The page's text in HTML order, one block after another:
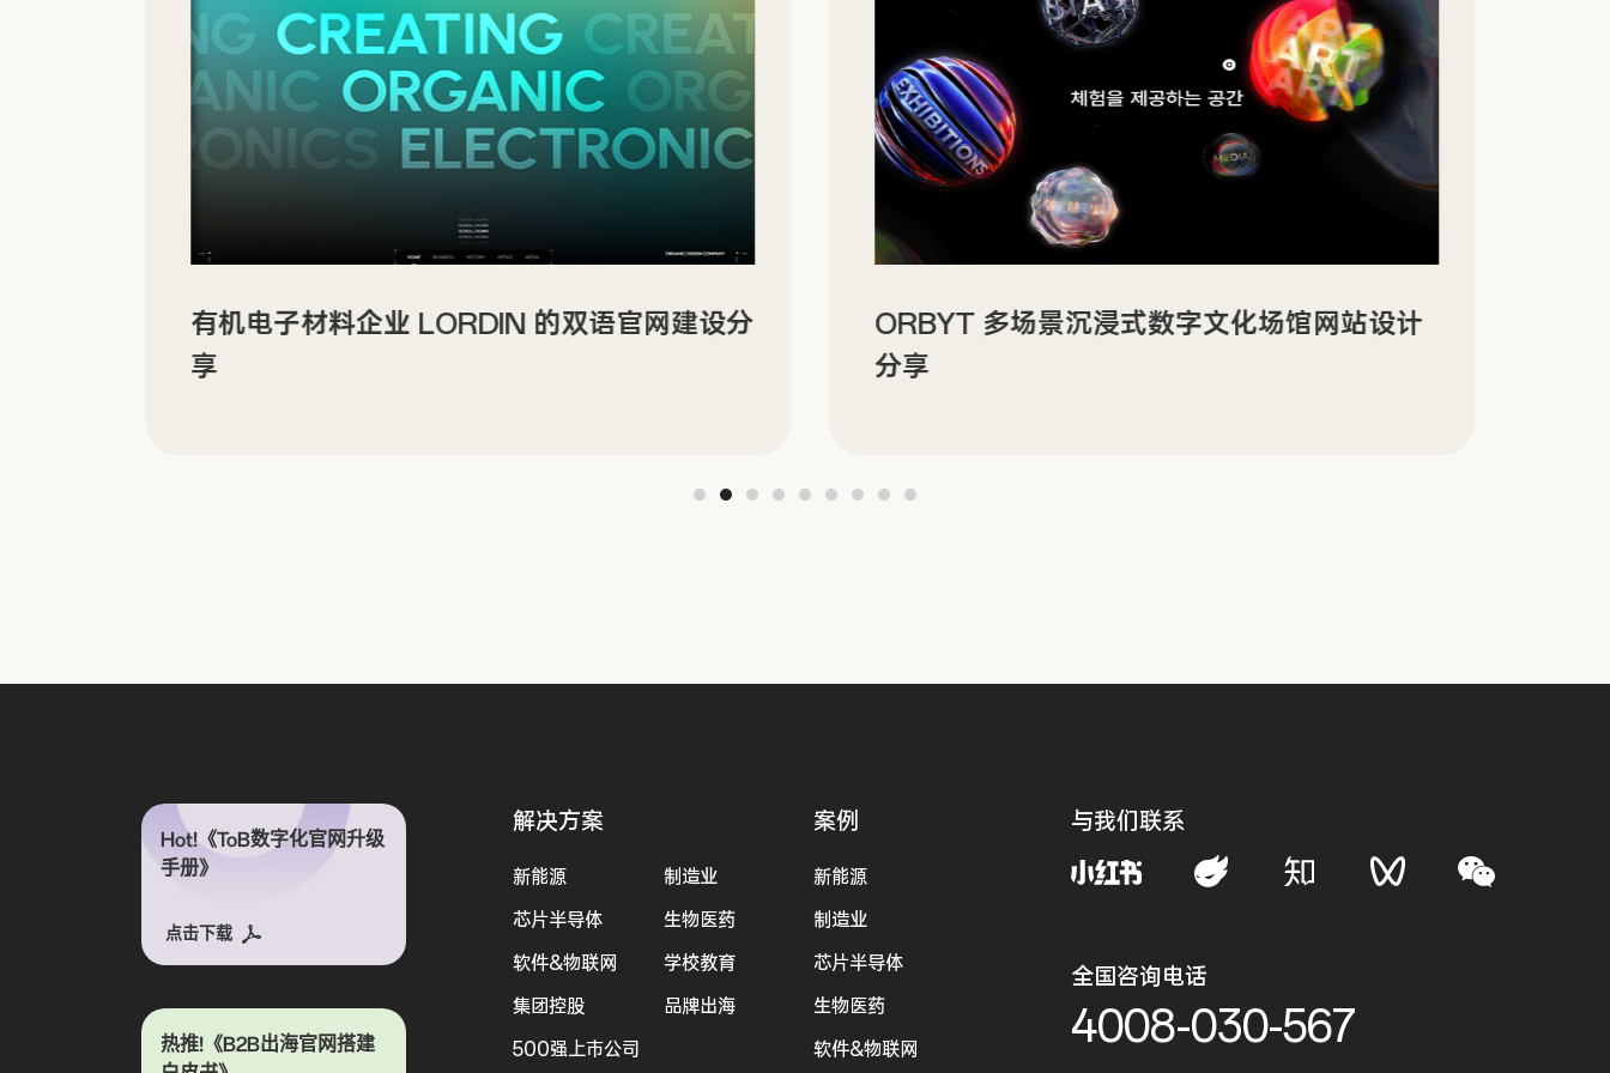
有机电子材料企业 LORDIN 的双语官网建设分
享
ORBYT 多场景沉浸式数字文化场馆网站设计
分享
Hot!《ToB数字化官网升级
手册》
点击下载
热推!《B2B出海官网搭建
解决方案
新能源
制造业
芯片半导体
生物医药
软件&物联网
学校教育
集团控股
品牌出海
500强上市公司
案例
新能源
制造业
芯片半导体
生物医药
软件&物联网
与我们联系
全国咨询电话
4008-030-567